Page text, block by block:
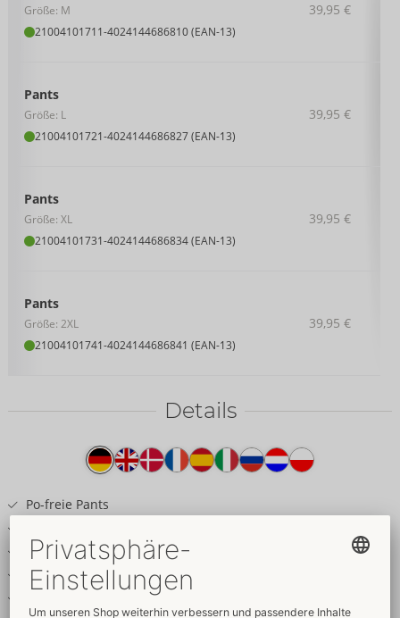
Größe: M
21004101711-4024144686810 (EAN-13)
39,95 €
Pants
Größe: L
21004101721-4024144686827 (EAN-13)
39,95 €
Pants
Größe: XL
21004101731-4024144686834 (EAN-13)
39,95 €
Pants
Größe: 2XL
21004101741-4024144686841 (EAN-13)
39,95 €
Details
Produkttext
Po-freie Pants
Edler schwarzer Mattlook
Unterlegter Reißverschluss im Beutel
Fessel-Ringe am Komfortbund